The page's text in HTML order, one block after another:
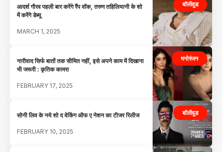
बॉलीवुड
आदर्श गौरव पहली बार करेंगे रैंप वॉक, तरुण तहिलियानी के शो
में करेंगे डेब्यू
MARCH 1, 2025
मनोरंजन
नारीवाद सिर्फ बातों तक सीमित नहीं, इसे अपने काम में दिखाना
भी जरूरी : कृतिक कामरा
FEBRUARY 17, 2025
बॉलीवुड
सोनी लिव के नये शो द वेकिंग ऑफ ए नेशन का टीजर रिलीज
FEBRUARY 10, 2025